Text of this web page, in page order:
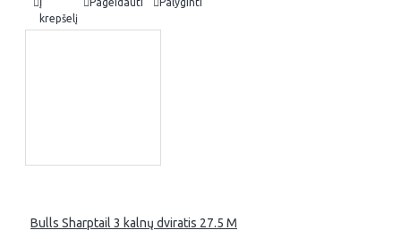
krepšelį
Bulls Sharptail 3 kalnų dviratis 27.5 M